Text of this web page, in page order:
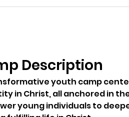
Description
youth camp
in Christ, all anchored in
young individuals to